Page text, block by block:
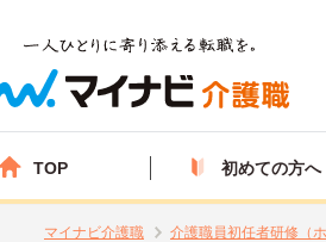
TOP 初めての方へ
マイナビ介護職 介護職員初任者研修（